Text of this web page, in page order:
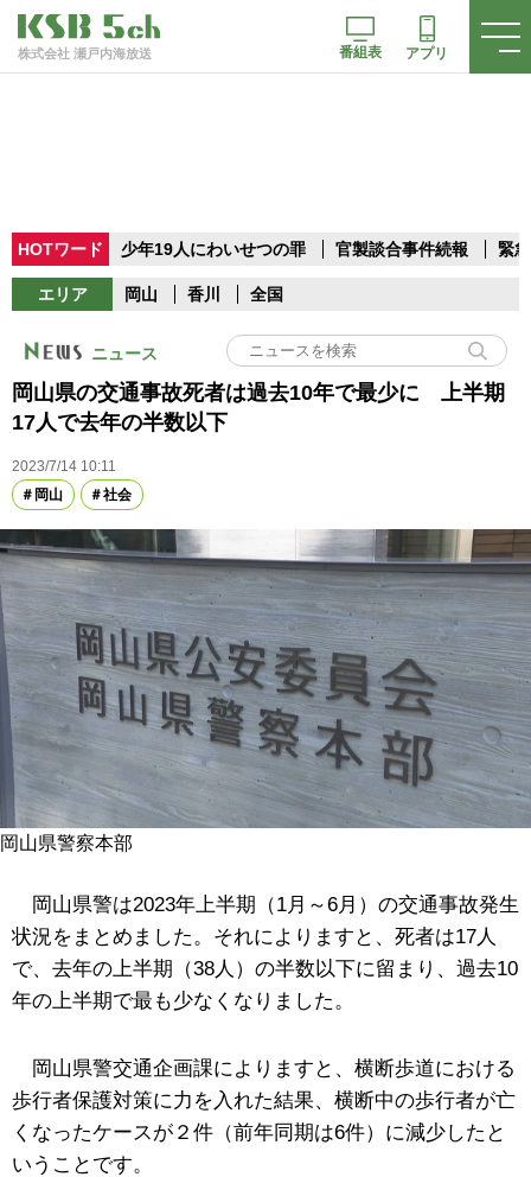
株式会社 瀬戸内海放送 番組表 アプリ
HOTワード 少年19人にわいせつの罪 官製談合事件続報 緊
エリア 岡山 香川 全国
ニュース
岡山県の交通事故死者は過去10年で最少に 上半期
17人で去年の半数以下
2023/7/14 10:11
岡山
社会
岡山県警察本部
岡山県警は2023年上半期（1月～6月）の交通事故発生
状況をまとめました。それによりますと、死者は17人
で、去年の上半期（38人）の半数以下に留まり、過去10
年の上半期で最も少なくなりました。
岡山県警交通企画課によりますと、横断歩道における
歩行者保護対策に力を入れた結果、横断中の歩行者が亡
くなったケースが２件（前年同期は6件）に減少したと
いうことです。